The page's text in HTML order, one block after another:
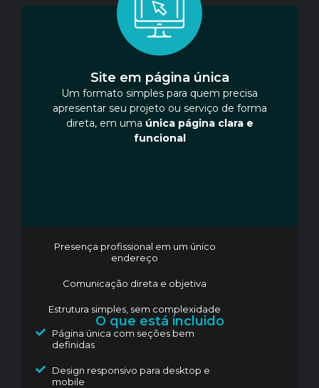
Site em página única
Um formato simples para quem precisa
apresentar seu projeto ou serviço de forma
direta, em uma única página clara e
funcional
Presença profissional em um único
endereço
Comunicação direta e objetiva
Estrutura simples, sem complexidade
O que está incluido
Página única com seções bem
definidas
Design responsivo para desktop e
mobile